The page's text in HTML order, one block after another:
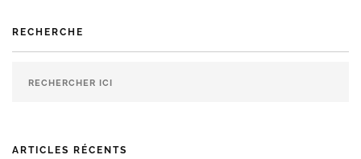
RECHERCHE
ARTICLES RÉCENTS